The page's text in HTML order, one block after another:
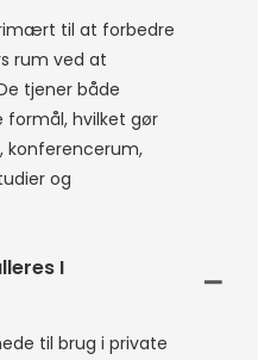
til at forbedre
rum ved at
tjener både
formål, hvilket gør
konferencerum,
og
I
til brug i private